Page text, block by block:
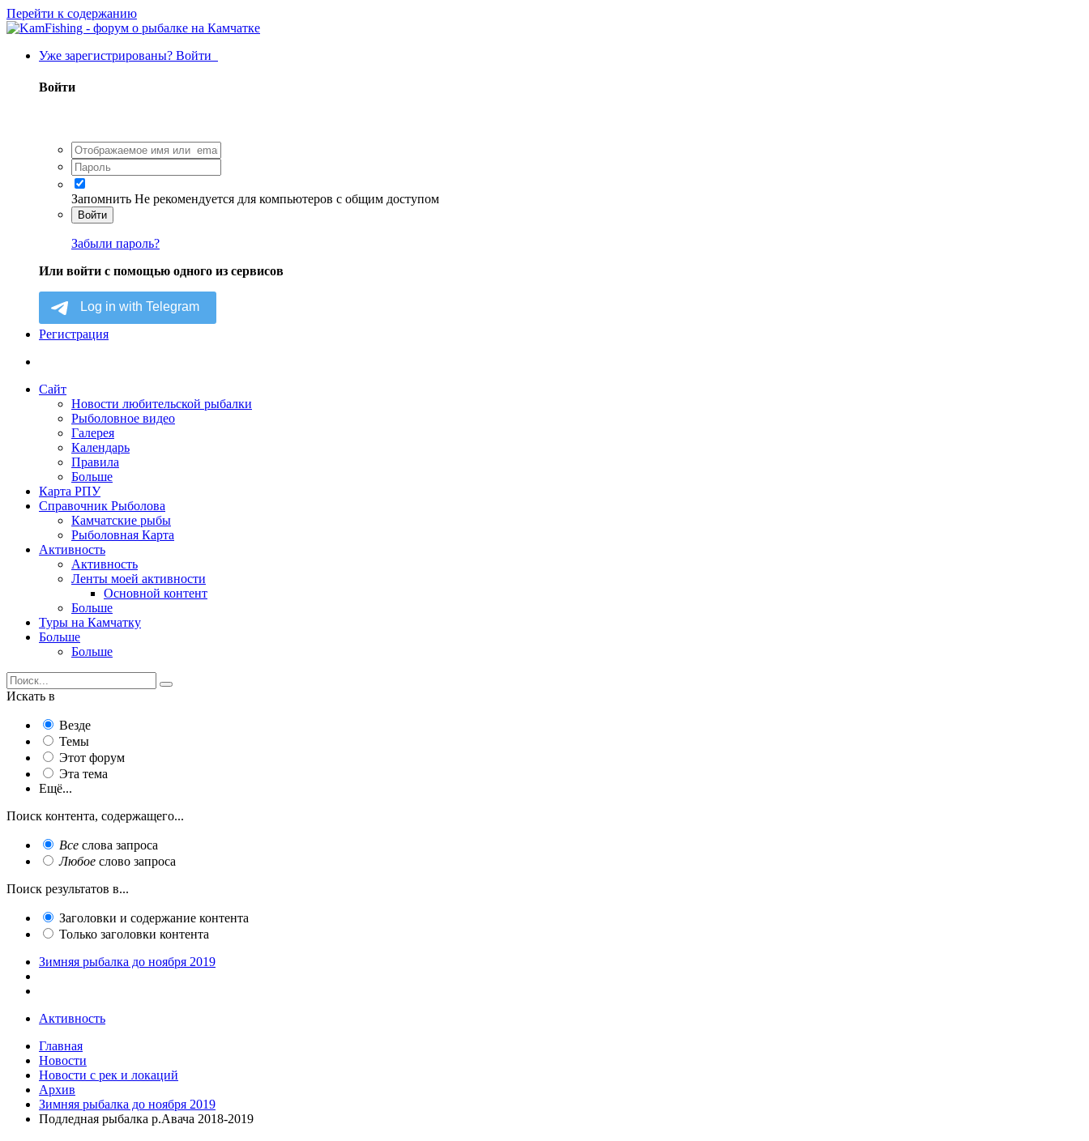
Перейти к содержанию
Уже зарегистрированы? Войти
Войти
Запомнить Не рекомендуется для компьютеров с общим доступом
Войти
Забыли пароль?
Или войти с помощью одного из сервисов
Регистрация
Сайт
Новости любительской рыбалки
Рыболовное видео
Галерея
Календарь
Правила
Больше
Карта РПУ
Справочник Рыболова
Камчатские рыбы
Рыболовная Карта
Активность
Активность
Ленты моей активности
Основной контент
Больше
Туры на Камчатку
Больше
Больше
Искать в
Везде
Темы
Этот форум
Эта тема
Ещё...
Поиск контента, содержащего...
Все слова запроса
Любое слово запроса
Поиск результатов в...
Заголовки и содержание контента
Только заголовки контента
Зимняя рыбалка до ноября 2019
Активность
Главная
Новости
Новости с рек и локаций
Архив
Зимняя рыбалка до ноября 2019
Подледная рыбалка р.Авача 2018-2019